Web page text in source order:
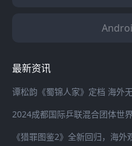
最新资讯
谭松韵《蜀锦人家》定档 海外
《猎罪图鉴2》全新回归，海外